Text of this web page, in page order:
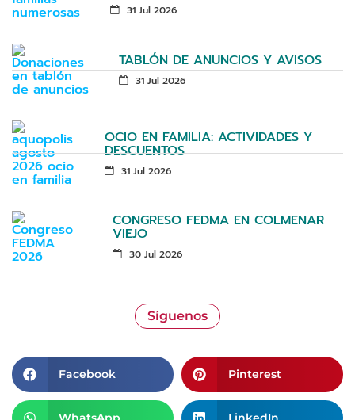
31 Jul 2026
TABLÓN DE ANUNCIOS Y AVISOS
31 Jul 2026
OCIO EN FAMILIA: ACTIVIDADES Y
DESCUENTOS
31 Jul 2026
CONGRESO FEDMA EN COLMENAR
VIEJO
30 Jul 2026
Síguenos
Facebook Pinterest